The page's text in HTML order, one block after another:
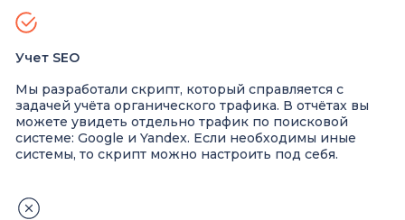
Учет SEO
Мы разработали скрипт, который справляется с
задачей учёта органического трафика. В отчётах вы
можете увидеть отдельно трафик по поисковой
системе: Google и Yandex. Если необходимы иные
системы, то скрипт можно настроить под себя.